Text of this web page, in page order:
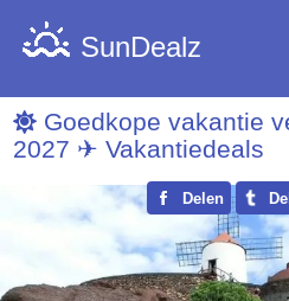
SunDealz
Goedkope vakantie
2027 ✈ Vakantiedeals
Delen